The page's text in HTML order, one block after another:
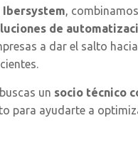
Ibersystem,
de
a dar el salto
un socio técnico
para ayudarte a